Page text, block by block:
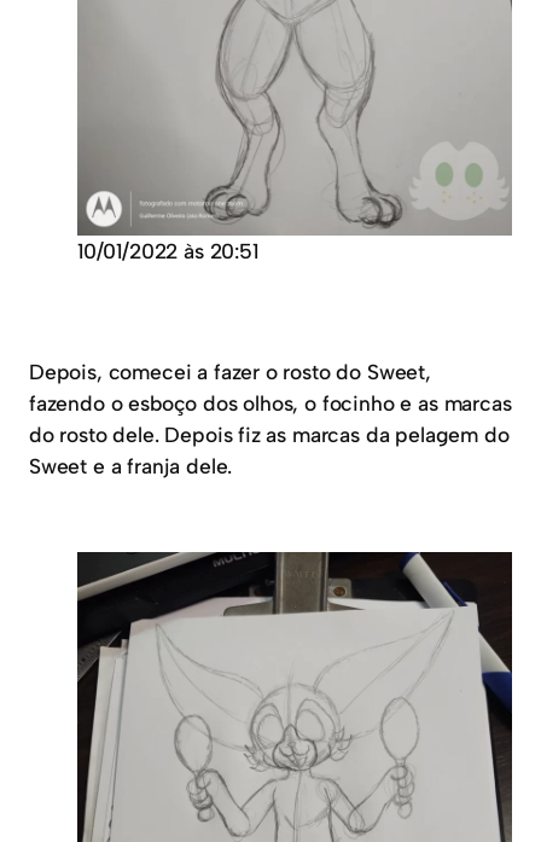
10/01/2022 às 20:51
Depois, comecei a fazer o rosto do Sweet,
fazendo o esboço dos olhos, o focinho e as marcas
do rosto dele. Depois fiz as marcas da pelagem do
Sweet e a franja dele.